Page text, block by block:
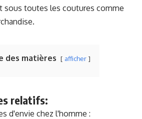
sous toutes les coutures comme
des matières afficher
relatifs:
d'envie chez l'homme :